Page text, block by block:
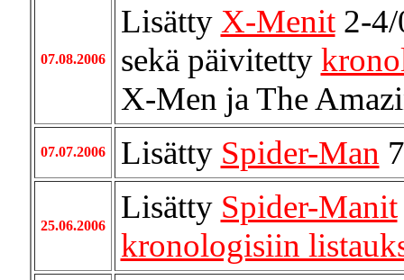
07.08.2006
Lisätty X-Menit2-
sekä päivitetty
X-Men ja The
07.07.2006 Lisätty Spider-Man
25.06.2006
Lisätty Spider-Manit
kronologisiin